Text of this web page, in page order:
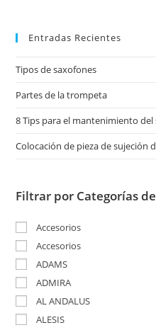
Entradas Recientes
Tipos de saxofones
Partes de la trompeta
8 Tips para el mantenimiento del
Colocación de pieza de
Filtrar por Categorías
Accesorios
Accesorios
ADAMS
ADMIRA
AL ANDALUS
ALESIS